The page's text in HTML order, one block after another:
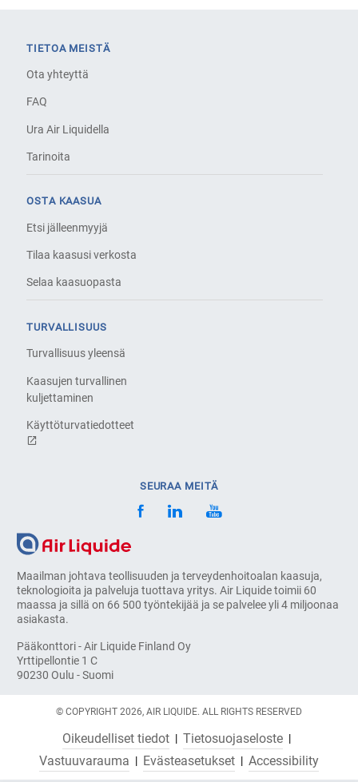
Maailman johtava teollisuuden ja terveydenhoitoalan kaasuja,
teknologioita ja palveluja tuottava yritys. Air Liquide toimii 60
maassa ja sillä on 66 500 työntekijää ja se palvelee yli 4 miljoonaa
asiakasta.
Pääkonttori - Air Liquide Finland Oy
Yrttipellontie 1 C
90230 Oulu - Suomi
TIETOA MEISTÄ
Ota yhteyttä
FAQ
Ura Air Liquidella
Tarinoita
OSTA KAASUA
Etsi jälleenmyyjä
Tilaa kaasusi verkosta
Selaa kaasuopasta
TURVALLISUUS
Turvallisuus yleensä
Kaasujen turvallinen
kuljettaminen
Käyttöturvatiedotteet
SEURAA MEITÄ
© COPYRIGHT 2026, AIR LIQUIDE. ALL RIGHTS RESERVED
Oikeudelliset tiedot
Tietosuojaseloste
Vastuuvarauma
Evästeasetukset Accessibility